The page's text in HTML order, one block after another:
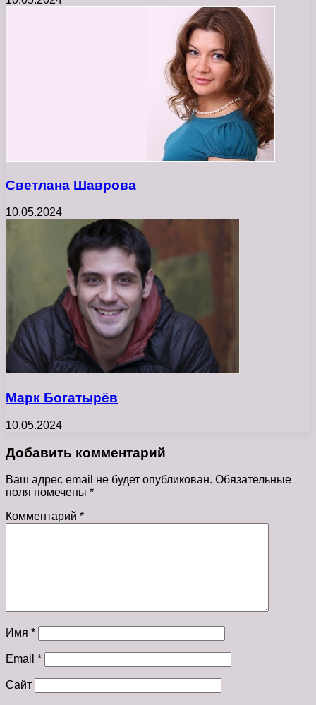
Светлана Шаврова
10.05.2024
Марк Богатырёв
10.05.2024
Добавить комментарий
Ваш адрес email не будет опубликован. Обязательные
поля помечены *
Комментарий *
Имя *
Email *
Сайт